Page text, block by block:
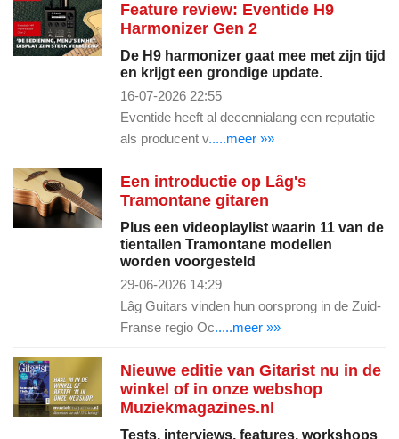
Feature review: Eventide H9
Harmonizer Gen 2
De H9 harmonizer gaat mee met zijn tijd
en krijgt een grondige update.
16-07-2026 22:55
Eventide heeft al decennialang een reputatie
als producent v.....meer »»
Een introductie op Lâg's
Tramontane gitaren
Plus een videoplaylist waarin 11 van de
tientallen Tramontane modellen
worden voorgesteld
29-06-2026 14:29
Lâg Guitars vinden hun oorsprong in de Zuid-
Franse regio Oc.....meer »»
Nieuwe editie van Gitarist nu in de
winkel of in onze webshop
Muziekmagazines.nl
Tests, interviews, features, workshops